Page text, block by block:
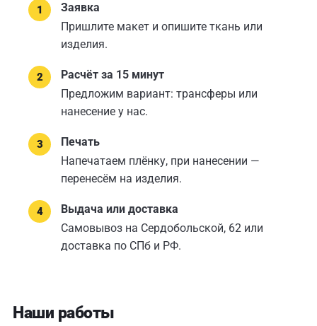
Заявка
Пришлите макет и опишите ткань или
изделия.
Расчёт за 15 минут
Предложим вариант: трансферы или
нанесение у нас.
Печать
Напечатаем плёнку, при нанесении —
перенесём на изделия.
Выдача или доставка
Самовывоз на Сердобольской, 62 или
доставка по СПб и РФ.
Наши работы